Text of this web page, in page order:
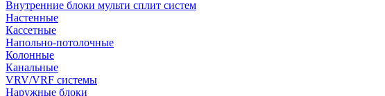
Внутренние блоки мульти сплит систем
Настенные
Кассетные
Напольно-потолочные
Колонные
Канальные
VRV/VRF системы
Наружные блоки